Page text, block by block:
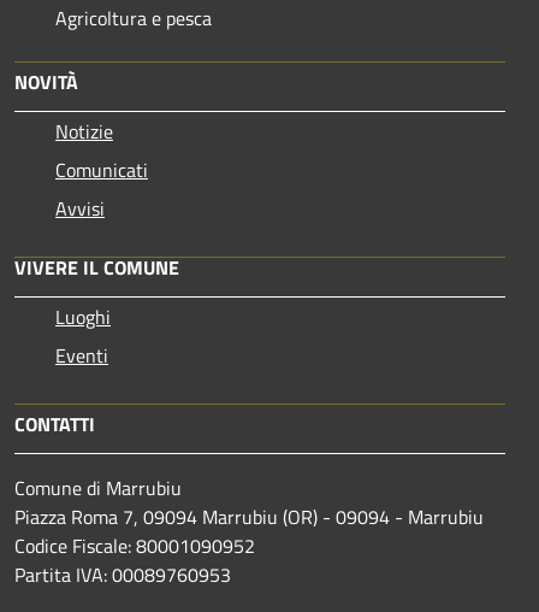
Agricoltura e pesca
NOVITÀ
Notizie
Comunicati
Avvisi
VIVERE IL COMUNE
Luoghi
Eventi
CONTATTI
Comune di Marrubiu
Piazza Roma 7, 09094 Marrubiu (OR) - 09094 - Marrubiu
Codice Fiscale: 80001090952
Partita IVA: 00089760953